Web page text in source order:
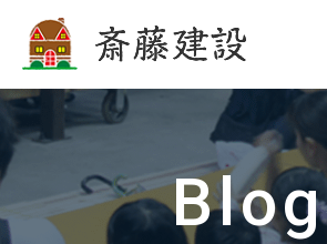
斎藤建設
Blog